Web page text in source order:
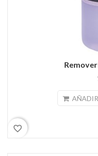
favorite_border